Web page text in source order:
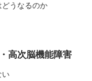
うなるのか
高次脳機能障害
い